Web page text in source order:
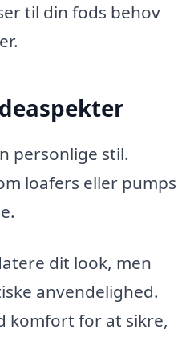
til din fods behov
personlige stil.
loafers eller pumps
dit look, men
anvendelighed.
komfort for at sikre,